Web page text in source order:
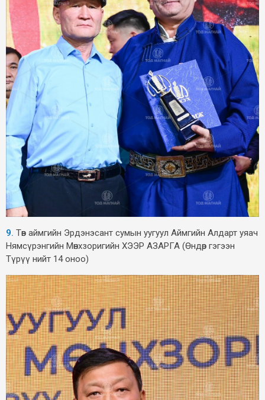
9. Төв аймгийн Эрдэнэсант сумын уугуул Аймгийн Алдарт уяач
Нямсүрэнгийн Мөнхзоригийн ХЭЭР АЗАРГА (Өндөр гэгээн
Түрүү нийт 14 оноо)